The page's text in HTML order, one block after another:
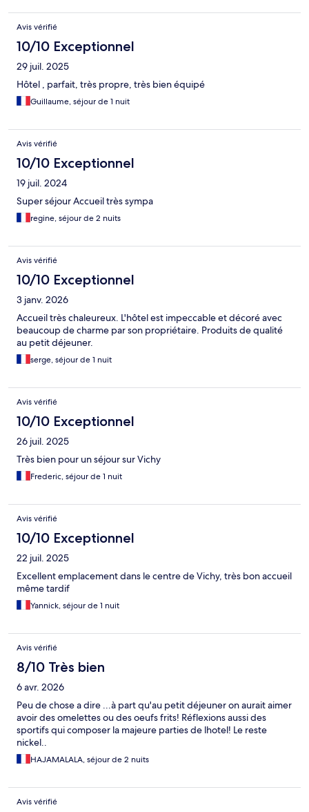
Avis vérifié
10/10 Exceptionnel
29 juil. 2025
Hôtel , parfait, très propre, très bien équipé
Guillaume, séjour de 1 nuit
Avis vérifié
10/10 Exceptionnel
19 juil. 2024
Super séjour Accueil très sympa
regine, séjour de 2 nuits
Avis vérifié
10/10 Exceptionnel
3 janv. 2026
Accueil très chaleureux. L'hôtel est impeccable et décoré avec
beaucoup de charme par son propriétaire. Produits de qualité
au petit déjeuner.
serge, séjour de 1 nuit
Avis vérifié
10/10 Exceptionnel
26 juil. 2025
Très bien pour un séjour sur Vichy
Frederic, séjour de 1 nuit
Avis vérifié
10/10 Exceptionnel
22 juil. 2025
Excellent emplacement dans le centre de Vichy, très bon accueil
même tardif
Yannick, séjour de 1 nuit
Avis vérifié
8/10 Très bien
6 avr. 2026
Peu de chose a dire ...à part qu'au petit déjeuner on aurait aimer
avoir des omelettes ou des oeufs frits! Réflexions aussi des
sportifs qui composer la majeure parties de lhotel! Le reste
nickel..
HAJAMALALA, séjour de 2 nuits
Avis vérifié